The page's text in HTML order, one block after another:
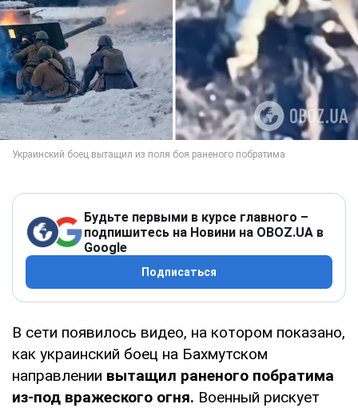
Будьте первыми в курсе главного –
подпишитесь на Новини на OBOZ.UA в
Google
Подписаться
В сети появилось видео, на котором показано,
как украинский боец на Бахмутском
направлении вытащил раненого побратима
из-под вражеского огня. Военный рискует